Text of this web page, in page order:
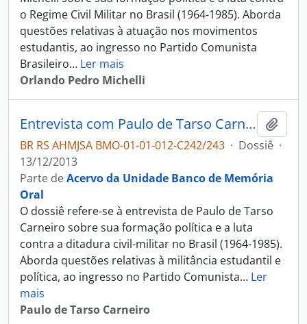
o Regime Civil Militar no Brasil (1964-1985). Aborda
questões relativas à atuação nos movimentos
estudantis, ao ingresso no Partido Comunista
Brasileiro… Ler mais
Orlando Pedro Michelli
Entrevista com Paulo de Tarso Carneiro
BR RS AHMJSA BMO-01-01-012-C242/243 · Dossiê ·
13/12/2013
Parte deAcervo da Unidade Banco de Memória
Oral
O dossiê refere-se à entrevista de Paulo de Tarso
Carneiro sobre sua formação política e a luta
contra a ditadura civil-militar no Brasil (1964-1985).
Aborda questões relativas à militância estudantil e
política, ao ingresso no Partido Comunista… Ler
mais
Paulo de Tarso Carneiro